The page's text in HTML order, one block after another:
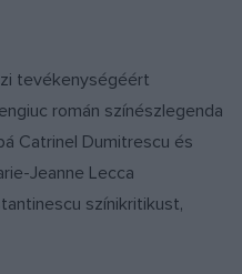
tevékenységéért
román színészlegenda
Catrinel Dumitrescu és
Jeanne Lecca
színikritikust,